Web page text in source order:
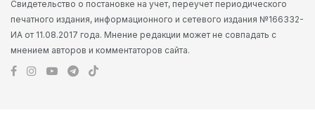
Свидетельство о постановке на учет, переучет периодического
печатного издания, информационного и сетевого издания №166332-
ИА от 11.08.2017 года. Мнение редакции может не совпадать с
мнением авторов и комментаторов сайта.